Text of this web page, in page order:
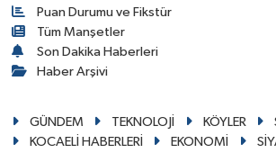
Puan Durumu ve Fikstür
Tüm Manşetler
Son Dakika Haberleri
Haber Arşivi
GÜNDEM TEKNOLOJİ KÖYLER
KOCAELİ HABERLERİ
EKONOMİ